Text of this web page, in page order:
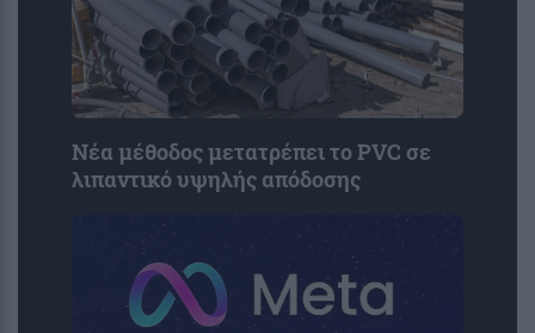
Νέα μέθοδος μετατρέπει το PVC σε
λιπαντικό υψηλής απόδοσης